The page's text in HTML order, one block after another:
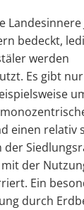
Landesinnere
bedeckt,
werden
Es gibt
einen relativ
der
der
Ein
durch